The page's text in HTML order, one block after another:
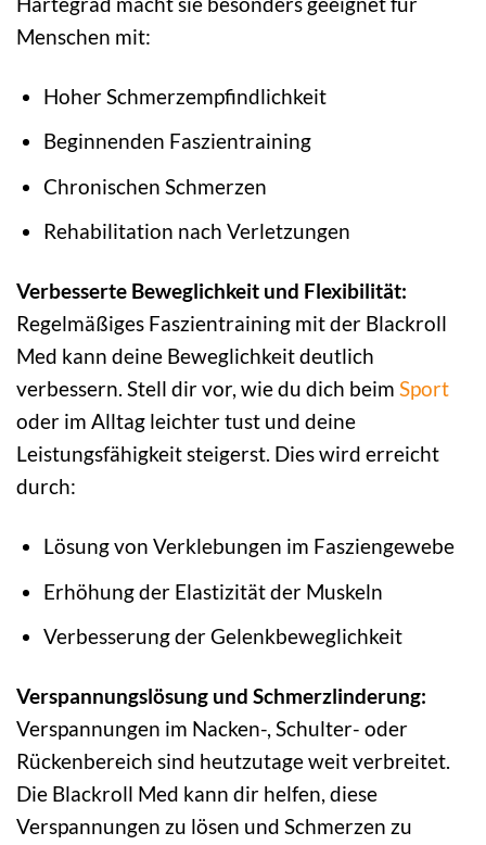
Menschen mit:
Hoher Schmerzempfindlichkeit
Beginnenden Faszientraining
Chronischen Schmerzen
Rehabilitation nach Verletzungen
Verbesserte Beweglichkeit und Flexibilität:
Regelmäßiges Faszientraining mit der Blackroll
Med kann deine Beweglichkeit deutlich
verbessern. Stell dir vor, wie du dich beim Sport
oder im Alltag leichter tust und deine
Leistungsfähigkeit steigerst. Dies wird erreicht
durch:
Lösung von Verklebungen im Fasziengewebe
Erhöhung der Elastizität der Muskeln
Verbesserung der Gelenkbeweglichkeit
Verspannungslösung und Schmerzlinderung:
Verspannungen im Nacken-, Schulter- oder
Rückenbereich sind heutzutage weit verbreitet.
Die Blackroll Med kann dir helfen, diese
Verspannungen zu lösen und Schmerzen zu